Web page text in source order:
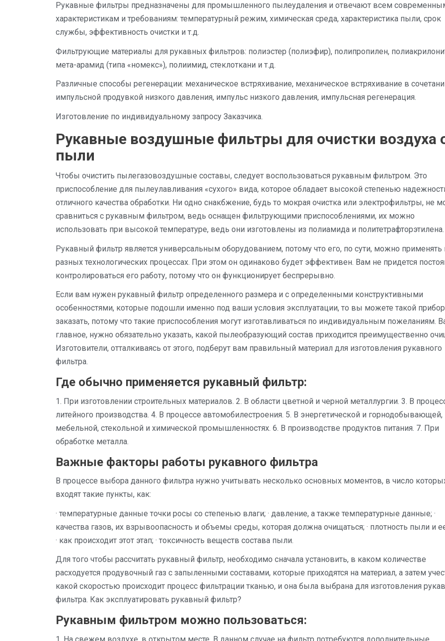
Рукавные фильтры предназначены для промышленного пылеудаления и отвечают всем
характеристикам и требованиям: температурный режим, химическая среда, характеристика пыли, срок
службы, эффективность очистки и т.д.
Фильтрующие материалы для рукавных фильтров: полиэстер (полиэфир), полипропилен,
мета-арамид (типа «номекс»), полиимид, стеклоткани и т.д.
Различные способы регенерации: механическое встряхивание, механическое встряхивание в
импульсной продувкой низкого давления, импульс низкого давления, импульсная регенерация.
Изготовление по индивидуальному запросу Заказчика.
Рукавные воздушные фильтры для очистки воздуха
пыли
Чтобы очистить пылегазовоздушные составы, следует воспользоваться рукавным фильтром. Это
приспособление для пылеулавливания «сухого» вида, которое обладает высокой степенью
отличного качества обработки. Ни одно снакбжение, будь то мокрая очистка или электрофильтры, не
сравниться с рукавным фильтром, ведь оснащен фильтрующими приспособлениями, их можно
использовать при высокой температуре, ведь они изготовлены из полиамида и политетрафторэтилена.
Рукавный фильтр является универсальным оборудованием, потому что его, по сути, можно применять
разных технологических процессах. При этом он одинаково будет эффективен. Вам не придется
контролироваться его работу, потому что он функционирует беспрерывно.
Если вам нужен рукавный фильтр определенного размера и с определенными конструктивными
особенностями, которые подошли именно под ваши условия эксплуатации, то вы можете такой прибор
заказать, потому что такие приспособления могут изготавливаться по индивидуальным пожеланиям.
главное, нужно обязательно указать, какой пылеобразующий состав приходится преимущественно
Изготовители, отталкиваясь от этого, подберут вам правильный материал для изготовления рукавного
фильтра.
Где обычно применяется рукавный фильтр:
1. При изготовлении строительных материалов. 2. В области цветной и черной металлургии. 3. В
литейного производства. 4. В процессе автомобилестроения. 5. В энергетической и горнодобывающей,
мебельной, стекольной и химической промышленностях. 6. В производстве продуктов питания. 7. При
обработке металла.
Важные факторы работы рукавного фильтра
В процессе выбора данного фильтра нужно учитывать несколько основных моментов, в число
входят такие пункты, как:
· температурные данные точки росы со степенью влаги; · давление, а также температурные данные; ·
качества газов, их взрывоопасность и объемы среды, которая должна очищаться; · плотность пыли и
· как происходит этот этап; · токсичность веществ состава пыли.
Для того чтобы рассчитать рукавный фильтр, необходимо сначала установить, в каком количестве
расходуется продувочный газ с запыленными составами, которые приходятся на материал, а затем
какой скоростью происходит процесс фильтрации тканью, и она была выбрана для изготовления
фильтра. Как эксплуатировать рукавный фильтр?
Рукавным фильтром можно пользоваться:
1. На свежем воздухе, в открытом месте. В данном случае на фильтр потребуются дополнительные